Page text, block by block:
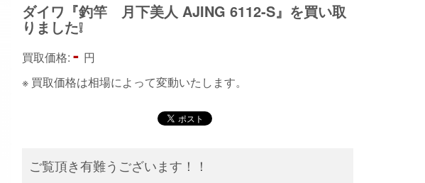
ダイワ『釣竿 月下美人 AJING 6112-S』を買い取
りました❕
買取価格:- 円
※ 買取価格は相場によって変動いたします。
ご覧頂き有難うございます！！